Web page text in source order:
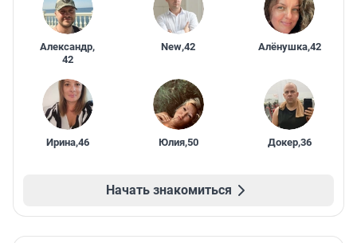
Александр,
42
New,42 Алёнушка,42
Ирина,46 Юлия,50 Докер,36
Начать знакомиться